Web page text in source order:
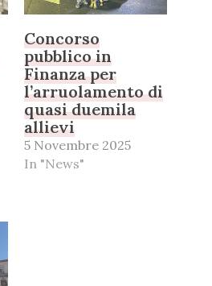
Concorso
pubblico in
Finanza per
l’arruolamento di
quasi duemila
allievi
5 Novembre 2025
In "News"